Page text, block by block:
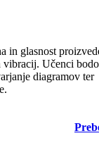
in glasnost
vibracij. Učenci bodo
diagramov ter